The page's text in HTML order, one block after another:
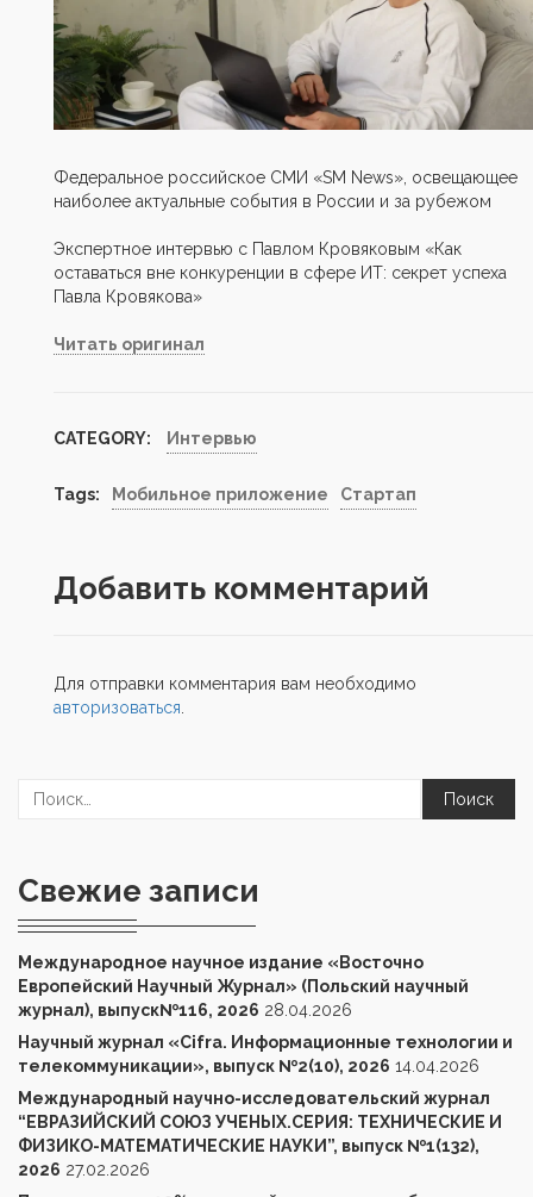
Федеральное российское СМИ «SM News», освещающее
наиболее актуальные события в России и за рубежом
Экспертное интервью с Павлом Кровяковым «Как
оставаться вне конкуренции в сфере ИТ: секрет успеха
Павла Кровякова»
Читать оригинал
CATEGORY: Интервью
Tags: Мобильное приложение Стартап
Добавить комментарий
Для отправки комментария вам необходимо
авторизоваться
Найти:
Свежие записи
Международное научное издание «Восточно
Европейский Научный Журнал» (Польский научный
журнал), выпуск№116, 2026 28.04.2026
Научный журнал «Cifra. Информационные технологии и
телекоммуникации», выпуск №2(10), 2026 14.04.2026
Международный научно-исследовательский журнал
“ЕВРАЗИЙСКИЙ СОЮЗ УЧЕНЫХ.СЕРИЯ: ТЕХНИЧЕСКИЕ И
ФИЗИКО-МАТЕМАТИЧЕСКИЕ НАУКИ”, выпуск №1(132),
2026 27.02.2026